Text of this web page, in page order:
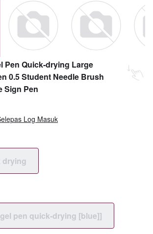
Pen Quick-drying Large
0.5 Student Needle Brush
Sign Pen
Log Masuk
drying
pen quick-drying [blue]]